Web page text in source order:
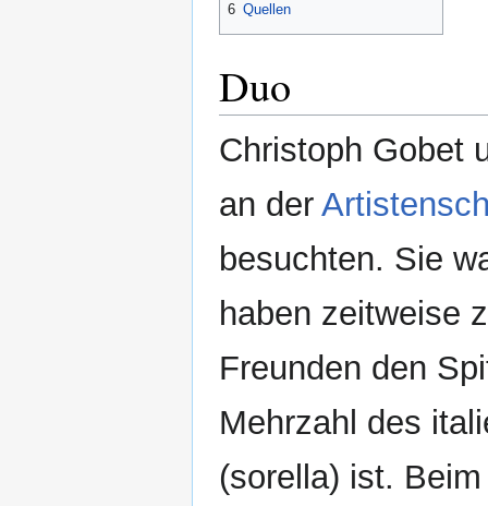
6 Quellen
Duo
Christoph Gobet
an der
besuchten. Sie
haben zeitweise
Freunden den
Mehrzahl des
(sorella) ist.